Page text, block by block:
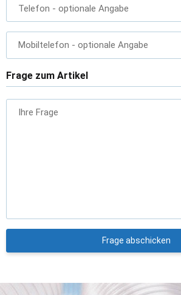
Telefon - optionale Angabe
Mobiltelefon - optionale Angabe
Frage zum Artikel
Ihre Frage
Frage abschicken